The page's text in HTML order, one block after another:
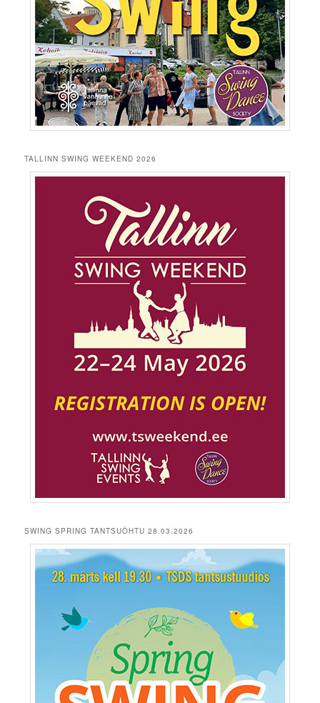
TALLINN SWING WEEKEND 2026
SWING SPRING TANTSUÕHTU 28.03.2026